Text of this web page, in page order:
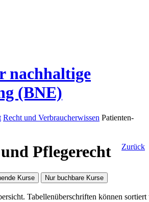
nachhaltige
(BNE)
Recht und Verbraucherwissen Patienten-
Zurück
Pflegerecht
Kurse Nur buchbare Kurse
Tabellenüberschriften können sortiert